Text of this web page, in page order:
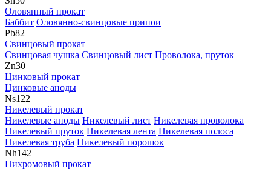
Оловянный прокат
Баббит Оловяннo-свинцовые припои
Pb82
Свинцовый прокат
Свинцовая чушка Свинцовый лист Проволока, пруток
Zn30
Цинковый прокат
Цинковые аноды
Ns122
Никелевый прокат
Никелевые аноды Никелевый лист Никелевая проволока
Никелевый пруток Никелевая лента Никелевая полоса
Никелевая труба Никелевый порошок
Nh142
Нихромовый прокат